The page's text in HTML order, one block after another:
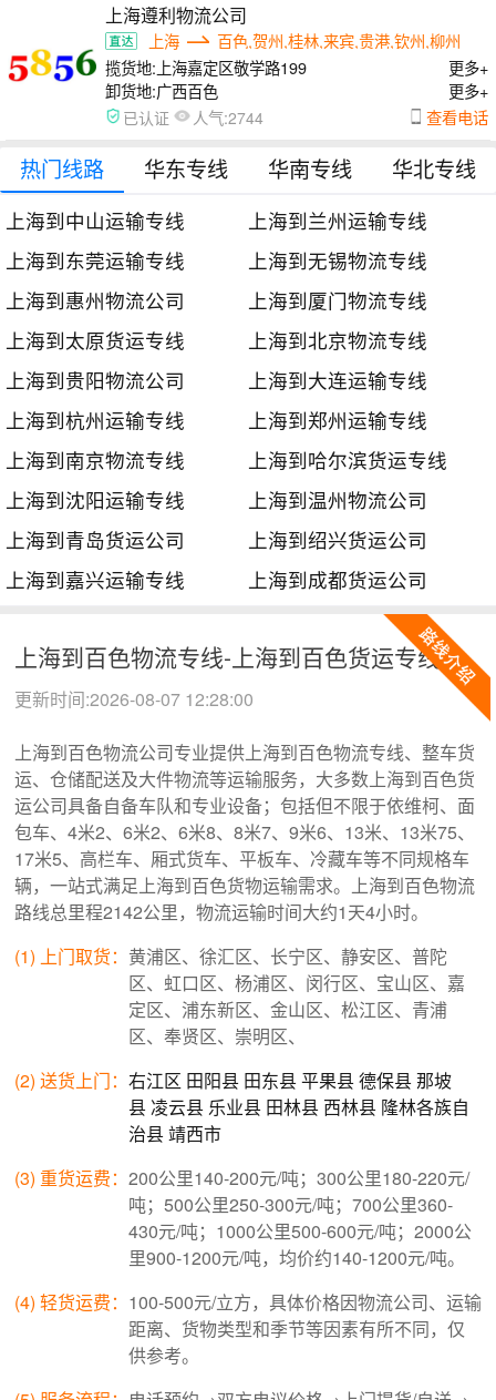
上海遵利物流公司
上海
百色,贺州,桂林,来宾,贵港,钦州,柳州
揽货地: 上海嘉定区敬学路199
更多+
卸货地:广西百色 更多+
已认证 人气:2744 查看电话
热门线路 华东专线 华南专线 华北专线
上海到中山运输专线
上海到兰州运输专线
上海到东莞运输专线
上海到无锡物流专线
上海到惠州物流公司
上海到厦门物流专线
上海到太原货运专线
上海到北京物流专线
上海到贵阳物流公司
上海到大连运输专线
上海到杭州运输专线
上海到郑州运输专线
上海到南京物流专线
上海到哈尔滨货运专线
上海到沈阳运输专线
上海到温州物流公司
上海到青岛货运公司
上海到绍兴货运公司
上海到嘉兴运输专线
上海到成都货运公司
上海到百色物流专线-上海到百色货运专线
更新时间:2026-08-07 12:28:00
上海到百色物流公司专业提供上海到百色物流专线、整车货
运、仓储配送及大件物流等运输服务，大多数上海到百色货
运公司具备自备车队和专业设备；包括但不限于依维柯、面
包车、4米2、6米2、6米8、8米7、9米6、13米、13米75、
17米5、高栏车、厢式货车、平板车、冷藏车等不同规格车
辆，一站式满足上海到百色货物运输需求。上海到百色物流
路线总里程2142公里，物流运输时间大约1天4小时。
(1) 上门取货： 黄浦区、徐汇区、长宁区、静安区、普陀
区、虹口区、杨浦区、闵行区、宝山区、嘉
定区、浦东新区、金山区、松江区、青浦
区、奉贤区、崇明区、
(2) 送货上门： 右江区 田阳县 田东县平果县德保县那坡
县 凌云县 乐业县 田林县 西林县 隆林各族自
治县靖西市
(3) 重货运费： 200公里140-200元/吨；300公里180-220元/
吨；500公里250-300元/吨；700公里360-
430元/吨；1000公里500-600元/吨；2000公
里900-1200元/吨，均价约140-1200元/吨。
(4) 轻货运费： 100-500元/立方，具体价格因物流公司、运输
距离、货物类型和季节等因素有所不同，仅
供参考。